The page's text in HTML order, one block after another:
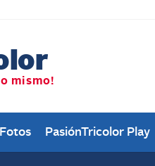
Fotos PasiónTricolor Play